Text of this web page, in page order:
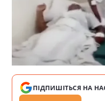
ПІДПИШІТЬСЯ НА НАС